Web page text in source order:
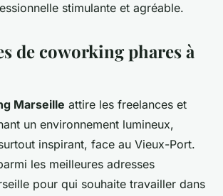
stimulante et agréable.
de coworking phares à
Marseille attire les freelances et
un environnement lumineux,
inspirant, face au Vieux-Port.
les meilleures adresses
pour qui souhaite travailler dans